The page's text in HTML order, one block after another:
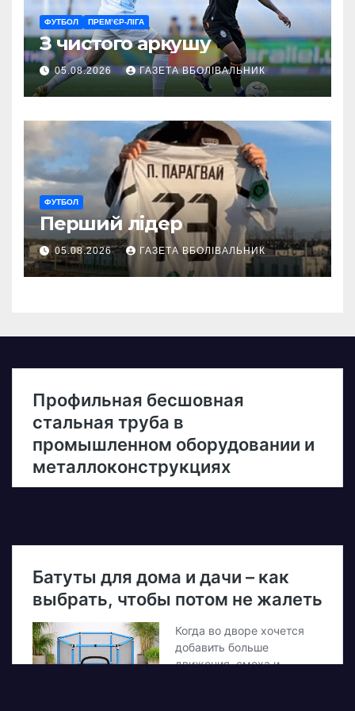
ФУТБОЛ ПРЕМ’ЄР-ЛІГА
З чистого аркушу
05.08.2026 ГАЗЕТА ВБОЛІВАЛЬНИК
ФУТБОЛ
Перший лідер
05.08.2026 ГАЗЕТА ВБОЛІВАЛЬНИК